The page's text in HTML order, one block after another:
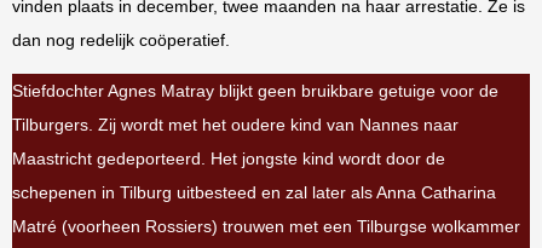
vinden plaats in december, twee maanden na haar arrestatie. Ze is
dan nog redelijk coöperatief.
Stiefdochter Agnes Matray blijkt geen bruikbare getuige voor de
Tilburgers. Zij wordt met het oudere kind van Nannes naar
Maastricht gedeporteerd. Het jongste kind wordt door de
schepenen in Tilburg uitbesteed en zal later als Anna Catharina
Matré (voorheen Rossiers) trouwen met een Tilburgse wolkammer